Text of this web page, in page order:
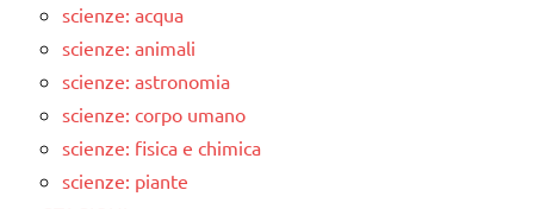
scienze: acqua
scienze: animali
scienze: astronomia
scienze: corpo umano
scienze: fisica e chimica
scienze: piante